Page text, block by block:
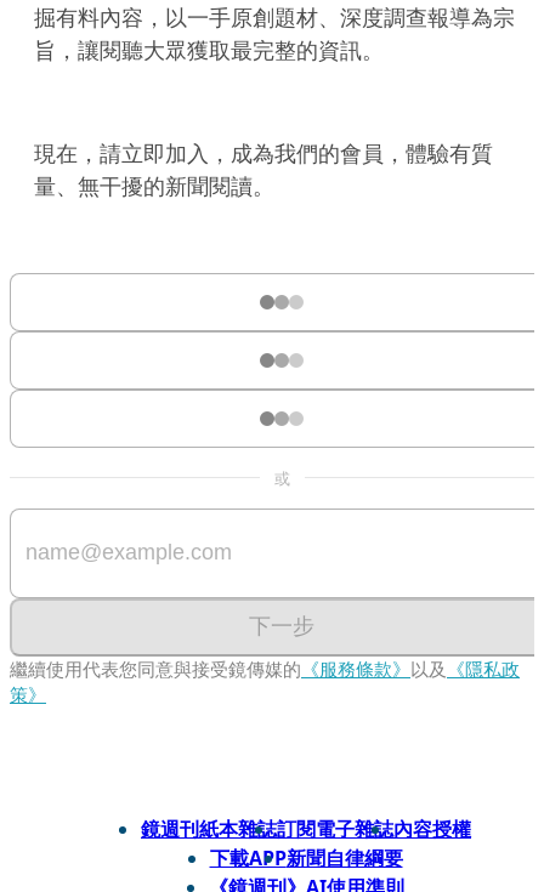
掘有料內容，以一手原創題材、深度調查報導為宗
旨，讓閱聽大眾獲取最完整的資訊。
現在，請立即加入，成為我們的會員，體驗有質
量、無干擾的新聞閱讀。
或
下一步
繼續使用代表您同意與接受鏡傳媒的 《服務條款》 以及 《隱私政
策》
鏡週刊紙本雜誌訂閱電子雜誌內容授權
下載APP新聞自律綱要